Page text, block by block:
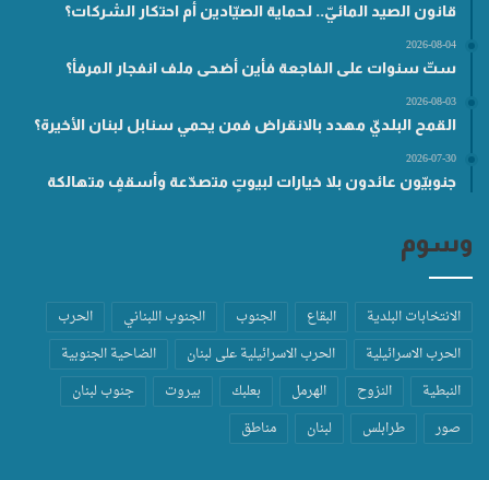
قانون الصيد المائيّ.. لحماية الصيّادين أم احتكار الشركات؟
2026-08-04
ستّ سنوات على الفاجعة فأين أضحى ملف انفجار المرفأ؟
2026-08-03
القمح البلديّ مهدد بالانقراض فمن يحمي سنابل لبنان الأخيرة؟
2026-07-30
جنوبيّون عائدون بلا خيارات لبيوتٍ متصدّعة وأسقفٍ متهالكة
وسوم
الانتخابات البلدية البقاع الجنوب الجنوب اللبناني
الحرب
الحرب الاسرائيلية
الحرب الاسرائيلية على لبنان
الضاحية الجنوبية
النبطية
النزوح الهرمل بعلبك بيروت
جنوب لبنان
صور
طرابلس لبنان مناطق